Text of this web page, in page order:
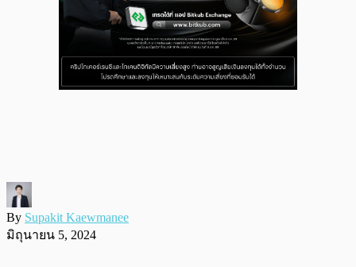
By Supakit Kaewmanee
มิถุนายน 5, 2024